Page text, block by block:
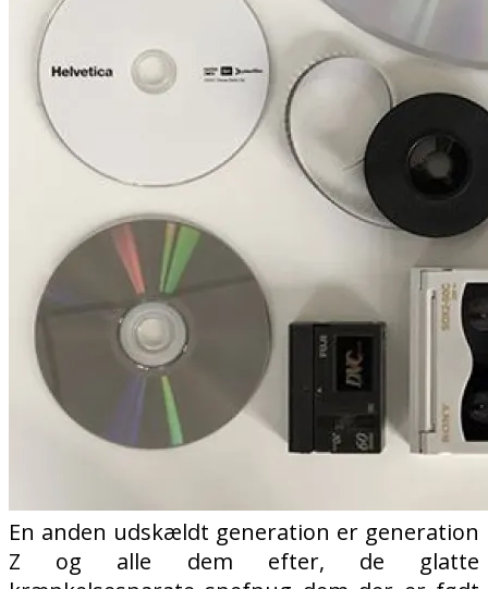
En anden udskældt generation er generation
Z og alle dem efter, de glatte